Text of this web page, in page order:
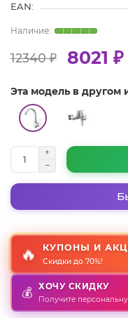
EAN:
12340 ₽ 8021 ₽
Эта модель в другом
🔥 КУПОНЫ И
Скидки до 70%!
💰 ХОЧУ СКИДКУ
Получите